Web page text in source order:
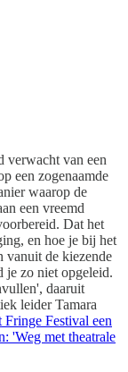
verwacht van een
een zogenaamde
waarop de
een vreemd
Dat het
en hoe je bij het
vanuit de kiezende
je zo niet opgeleid.
daaruit
leider Tamara
Festival een
'Weg met theatrale